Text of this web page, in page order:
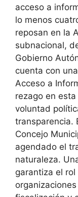
acceso a
lo menos
reposan en la
subnacional,
Gobierno
cuenta con
Acceso a
rezago en
voluntad
transparencia.
Concejo
agendado el
naturaleza.
garantiza el